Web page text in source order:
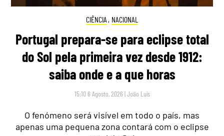
CIÊNCIA , NACIONAL
Portugal prepara-se para eclipse total
do Sol pela primeira vez desde 1912:
saiba onde e a que horas
15:10 6 Agosto, 2026 |João Luís
O fenómeno será visível em todo o país, mas
apenas uma pequena zona contará com o eclipse